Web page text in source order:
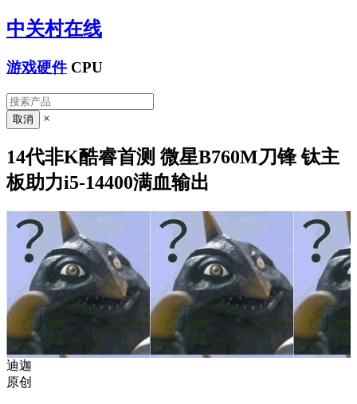
中关村在线
游戏硬件 CPU
×
14代非K酷睿首测 微星B760M刀锋 钛主
板助力i5-14400满血输出
迪迦
原创